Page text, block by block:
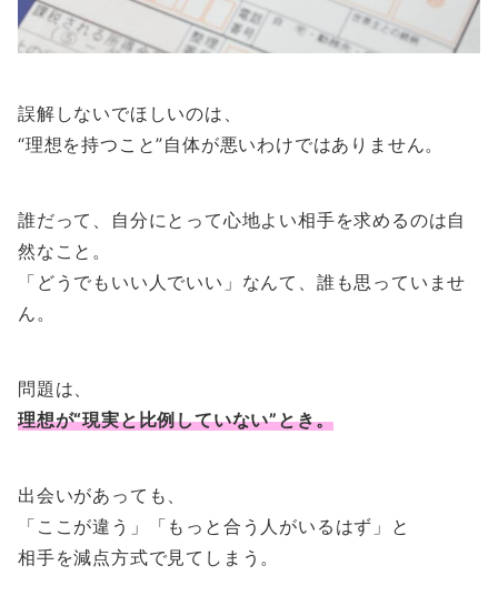
誤解しないでほしいのは、
“理想を持つこと”自体が悪いわけではありません。
誰だって、自分にとって心地よい相手を求めるのは自
然なこと。
「どうでもいい人でいい」なんて、誰も思っていませ
ん。
問題は、
理想が“現実と比例していない”とき。
出会いがあっても、
「ここが違う」「もっと合う人がいるはず」と
相手を減点方式で見てしまう。